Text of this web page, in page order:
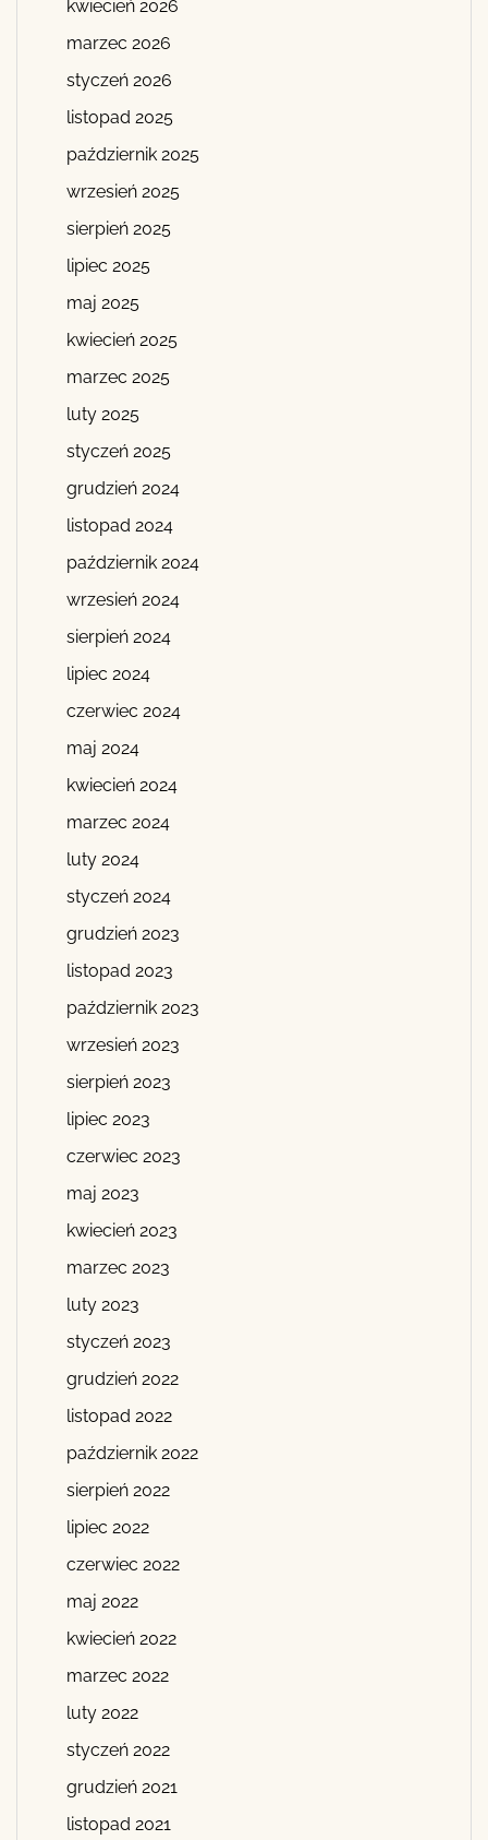
kwiecień 2026
marzec 2026
styczeń 2026
listopad 2025
październik 2025
wrzesień 2025
sierpień 2025
lipiec 2025
maj 2025
kwiecień 2025
marzec 2025
luty 2025
styczeń 2025
grudzień 2024
listopad 2024
październik 2024
wrzesień 2024
sierpień 2024
lipiec 2024
czerwiec 2024
maj 2024
kwiecień 2024
marzec 2024
luty 2024
styczeń 2024
grudzień 2023
listopad 2023
październik 2023
wrzesień 2023
sierpień 2023
lipiec 2023
czerwiec 2023
maj 2023
kwiecień 2023
marzec 2023
luty 2023
styczeń 2023
grudzień 2022
listopad 2022
październik 2022
sierpień 2022
lipiec 2022
czerwiec 2022
maj 2022
kwiecień 2022
marzec 2022
luty 2022
styczeń 2022
grudzień 2021
listopad 2021